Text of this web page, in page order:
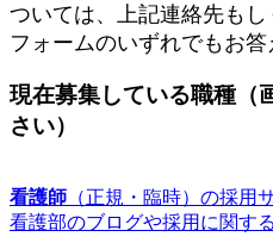
ついては、上記連絡先も
フォームのいずれでもお
現在募集している職種（
さい）
看護師 （正規・臨時）の採用
看護部のブログや採用に関す